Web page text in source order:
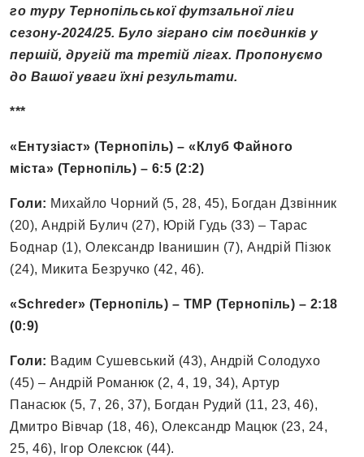
го туру Тернопільської футзальної ліги
сезону-2024/25. Було зіграно сім поєдинків у
першій, другій та третій лігах. Пропонуємо
до Вашої уваги їхні результати.
***
«Ентузіаст» (Тернопіль) – «Клуб Файного
міста» (Тернопіль) – 6:5 (2:2)
Голи: Михайло Чорний (5, 28, 45), Богдан Дзвінник
(20), Андрій Булич (27), Юрій Гудь (33) – Тарас
Боднар (1), Олександр Іванишин (7), Андрій Пізюк
(24), Микита Безручко (42, 46).
«Schreder» (Тернопіль) – ТМР (Тернопіль) – 2:18
(0:9)
Голи: Вадим Сушевський (43), Андрій Солодухо
(45) – Андрій Романюк (2, 4, 19, 34), Артур
Панасюк (5, 7, 26, 37), Богдан Рудий (11, 23, 46),
Дмитро Вівчар (18, 46), Олександр Мацюк (23, 24,
25, 46), Ігор Олексюк (44).